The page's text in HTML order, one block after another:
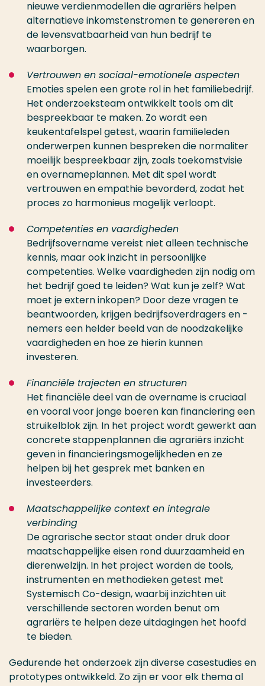
nieuwe verdienmodellen die agrariërs helpen
alternatieve inkomstenstromen te genereren en
de levensvatbaarheid van hun bedrijf te
waarborgen.
Vertrouwen en sociaal-emotionele aspecten
Emoties spelen een grote rol in het familiebedrijf.
Het onderzoeksteam ontwikkelt tools om dit
bespreekbaar te maken. Zo wordt een
keukentafelspel getest, waarin familieleden
onderwerpen kunnen bespreken die normaliter
moeilijk bespreekbaar zijn, zoals toekomstvisie
en overnameplannen. Met dit spel wordt
vertrouwen en empathie bevorderd, zodat het
proces zo harmonieus mogelijk verloopt.
Competenties en vaardigheden
Bedrijfsovername vereist niet alleen technische
kennis, maar ook inzicht in persoonlijke
competenties. Welke vaardigheden zijn nodig om
het bedrijf goed te leiden? Wat kun je zelf? Wat
moet je extern inkopen? Door deze vragen te
beantwoorden, krijgen bedrijfsoverdragers en -
nemers een helder beeld van de noodzakelijke
vaardigheden en hoe ze hierin kunnen
investeren.
Financiële trajecten en structuren
Het financiële deel van de overname is cruciaal
en vooral voor jonge boeren kan financiering een
struikelblok zijn. In het project wordt gewerkt aan
concrete stappenplannen die agrariërs inzicht
geven in financieringsmogelijkheden en ze
helpen bij het gesprek met banken en
investeerders.
Maatschappelijke context en integrale
verbinding
De agrarische sector staat onder druk door
maatschappelijke eisen rond duurzaamheid en
dierenwelzijn. In het project worden de tools,
instrumenten en methodieken getest met
Systemisch Co-design, waarbij inzichten uit
verschillende sectoren worden benut om
agrariërs te helpen deze uitdagingen het hoofd
te bieden.
Gedurende het onderzoek zijn diverse casestudies en
prototypes ontwikkeld. Zo zijn er voor elk thema al